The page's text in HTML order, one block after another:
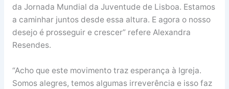
da Jornada Mundial da Juventude de Lisboa. Estamos
a caminhar juntos desde essa altura. E agora o nosso
desejo é prosseguir e crescer” refere Alexandra
Resendes.
“Acho que este movimento traz esperança à Igreja.
Somos alegres, temos algumas irreverência e isso faz